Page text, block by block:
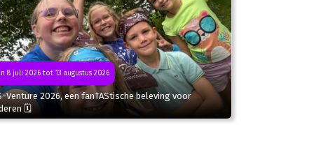
8 juli 2026 tot 13 augustus 2026
Venture 2026, een fanTAStische beleving voor
🗓